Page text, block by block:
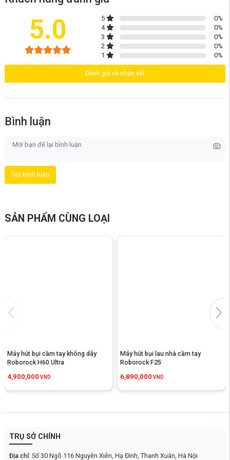
trang bị pin mềm dạng túi và
cũng không ngoại lệ. Khác
với những loại pin truyền thống, pin mềm dạng túi được cấu thành từ
5.0 5 0%
4
0%
3
0%
2
0%
1
0%
Đánh giá và nhận xét
Bình luận
Gửi bình luận
SẢN PHẨM CÙNG LOẠI
Máy hút bụi cầm tay không dây
Roborock H60 Ultra
4,900,000 VND
Máy hút bụi lau nhà cầm tay
Roborock F25
6,890,000 VND
TRỤ SỞ CHÍNH
Địa chỉ: Số 30 Ngõ 116 Nguyễn Xiễn, Hạ Đình, Thanh Xuân, Hà Nội